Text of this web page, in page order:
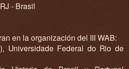
- Brasil
en la organización del III WAB:
Universidade Federal do Rio de